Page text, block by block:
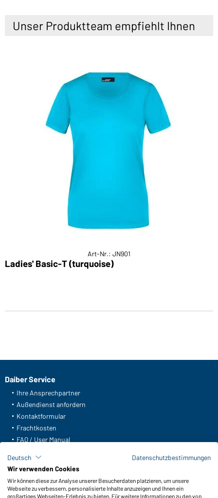
Unser Produktteam empfiehlt Ihnen
Art-Nr.: JN901
Ladies' Basic-T (turquoise)
Daiber Service
Ihre Ansprechpartner
Außendienst anfordern
Kontaktformular
Frachtkosten
FAQ / User Manual
Meldeportal nach Hinweisgeberschutz
Funktionen & Pflege
Produkteigenschaften
Deutsch
Datenschutzbestimmungen
Wir verwenden Cookies
Wir können diese zur Analyse unserer Besucherdaten platzieren, um unsere
Webseite zu verbessern, personalisierte Inhalte anzuzeigen und Ihnen ein
großartiges Webseiten-Erlebnis zu bieten. Für weitere Informationen zu den von